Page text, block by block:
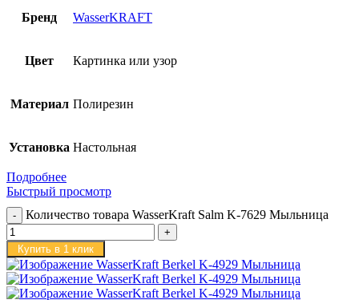
Бренд WasserKRAFT
Цвет Картинка или узор
Материал Полирезин
Установка Настольная
Подробнее
Быстрый просмотр
Количество товара WasserKraft Salm K-7629 Мыльница
Купить в 1 клик